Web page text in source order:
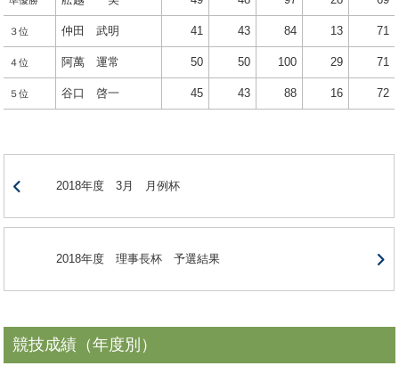
３位 仲田 武明 41 43 84 13 71
４位 阿萬 運常 50 50 100 29 71
５位 谷口 啓一 45 43 88 16 72
2018年度 3月 月例杯
2018年度 理事長杯 予選結果
競技成績（年度別）